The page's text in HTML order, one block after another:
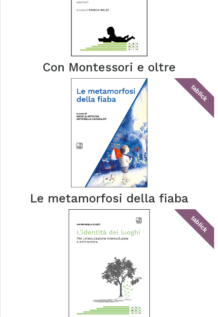
Con Montessori e oltre
tablick
Le metamorfosi della fiaba
tablick